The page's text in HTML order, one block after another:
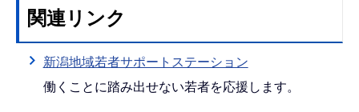
関連リンク
新潟地域若者サポートステーション
働くことに踏み出せない若者を応援します。